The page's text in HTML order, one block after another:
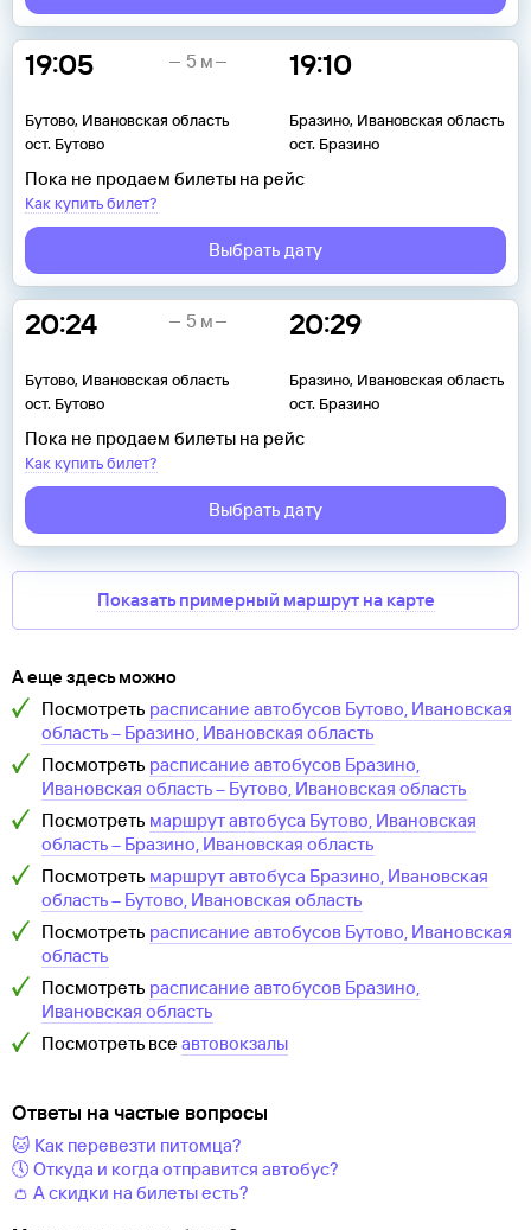
19:05
Бутово, Ивановская область
ост. Бутово
19:10
Бразино, Ивановская область
ост. Бразино
5 м
Пока не продаем билеты на рейс
Как купить билет?
Выбрать дату
20:24
Бутово, Ивановская область
ост. Бутово
20:29
Бразино, Ивановская область
ост. Бразино
5 м
Пока не продаем билеты на рейс
Как купить билет?
Выбрать дату
Показать примерный маршрут на карте
А еще здесь можно
Посмотреть расписание автобусов Бутово, Ивановская
область– Бразино, Ивановская область
Посмотреть расписание автобусов Бразино,
Ивановская область– Бутово, Ивановская область
Посмотреть маршрут автобуса Бутово, Ивановская
область– Бразино, Ивановская область
Посмотреть маршрут автобуса Бразино, Ивановская
область– Бутово, Ивановская область
Посмотреть расписание автобусов Бутово, Ивановская
область
Посмотреть расписание автобусов Бразино,
Ивановская область
Посмотреть все автовокзалы
Ответы на частые вопросы
🐱 Как перевезти питомца?
🕔 Откуда и когда отправится автобус?
👛 А скидки на билеты есть?